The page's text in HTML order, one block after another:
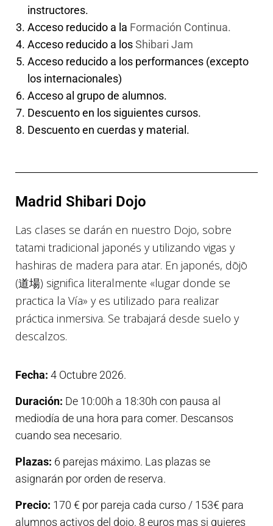
instructores.
Acceso reducido a la Formación Continua.
Acceso reducido a losShibari Jam
Acceso reducido a los performances (excepto
los internacionales)
Acceso al grupo de alumnos.
Descuento en los siguientes cursos.
Descuento en cuerdas y material.
Madrid Shibari Dojo
Las clases se darán en nuestro Dojo, sobre
tatami tradicional japonés y utilizando vigas y
hashiras de madera para atar. En japonés, dōjō
(道場) significa literalmente «lugar donde se
practica la Vía» y es utilizado para realizar
práctica inmersiva. Se trabajará desde suelo y
descalzos.
Fecha: 4 Octubre 2026.
Duración: De 10:00h a 18:30h con pausa al
mediodía de una hora para comer. Descansos
cuando sea necesario.
Plazas: 6 parejas máximo. Las plazas se
asignarán por orden de reserva.
Precio: 170 € por pareja cada curso / 153€ para
alumnos activos del dojo. 8 euros mas si quieres